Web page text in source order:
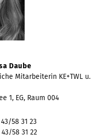
Daube
Mitarbeiterin KE+TWL u.
1, EG, Raum 004
58 31 23
58 31 22